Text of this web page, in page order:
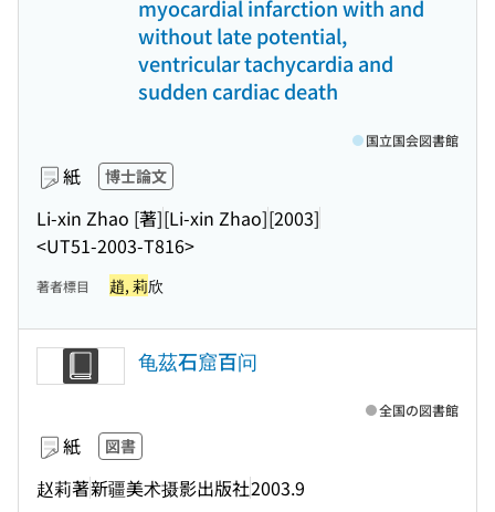
myocardial infarction with and
without late potential,
ventricular tachycardia and
sudden cardiac death
紙 博士論文
Li-xin Zhao [著][Li-xin Zhao][2003]
<UT51-2003-T816>
国立国会図書館
著者標目 趙, 莉欣
龟茲石窟百问
紙 図書
赵莉著新疆美术摄影出版社2003.9
全国の図書館